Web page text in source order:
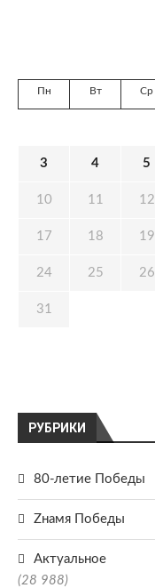
РУБРИКИ
80-летие Победы
Zнамя Победы
Актуальное
(28 988)
Пн Вт Ср
3 4 5
10 11 12
17 18 19
24 25 26
31